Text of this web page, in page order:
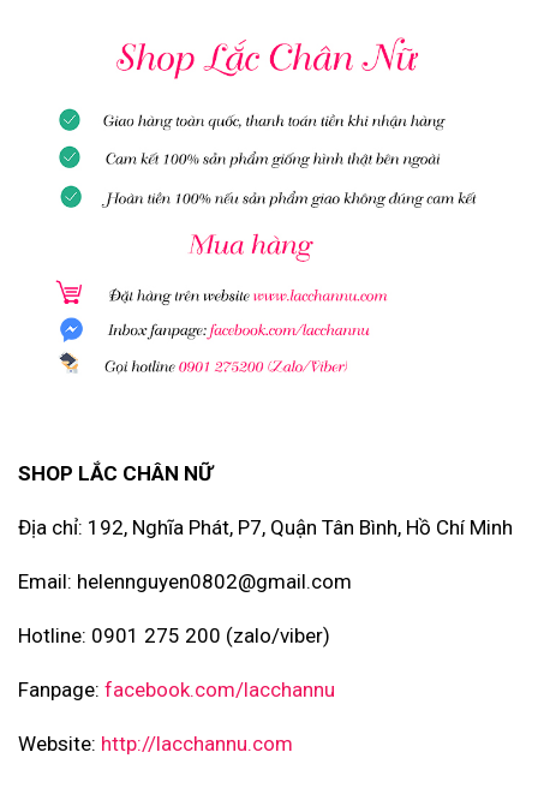
SHOP LẮC CHÂN NỮ
Địa chỉ: 192, Nghĩa Phát, P7, Quận Tân Bình, Hồ Chí Minh
Email: helennguyen0802@gmail.com
Hotline: 0901 275 200 (zalo/viber)
Fanpage: facebook.com/lacchannu
Website: http://lacchannu.com